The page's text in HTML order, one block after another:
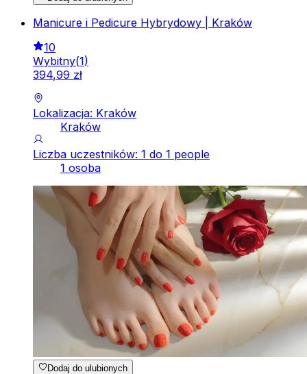
Manicure i Pedicure Hybrydowy | Kraków
10
Wybitny(1)
394,99 zł
Lokalizacja: Kraków
Kraków
Liczba uczestników: 1 do 1 people
1 osoba
Dodaj do ulubionych